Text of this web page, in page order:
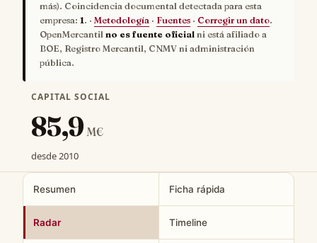
más). Coincidencia documental detectada para esta
empresa: 1. · Metodología · Fuentes · Corregir un dato.
OpenMercantil no es fuente oficial ni está afiliado a
BOE, Registro Mercantil, CNMV ni administración
pública.
CAPITAL SOCIAL
85,9 M€
desde 2010
Resumen Ficha rápida
Radar Timeline